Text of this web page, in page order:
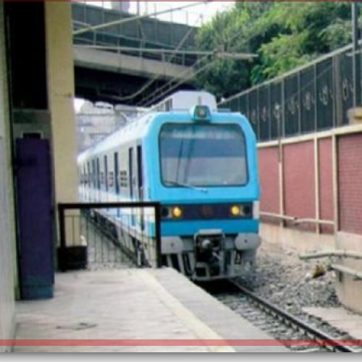
إلهام شرشر تكتب: دي مبقتش كورة..
دي سياسة
الكاتبة إلهام شرشر تهنئ الرئيس
السيسي بعيد ميلاده وتُشيد بجهوده
في بناء الدولة